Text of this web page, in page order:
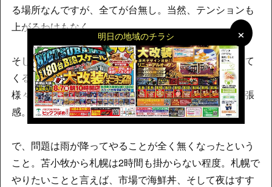
×
×
明日の地域のチラシ
る場所なんですが、全てが台無し。当然、テンションも
上がるわけもなく…。
そして私には旅のキーワード「オソマ」が襲い掛かって
くるわけですよ。4人部屋でトイレひとつでしたので、
様々なプレッシャーを受けながらオソマを放り出す緊張
感。そこはかとない快楽を感じます。
で、問題は雨が降ってやることが全く無くなったという
こと。苫小牧から札幌は2時間も掛からない程度。札幌で
やりたいことと言えば、市場で海鮮丼、そして夜はすす